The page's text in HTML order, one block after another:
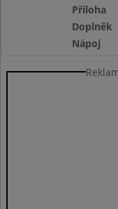
Příloha
Doplněk
Nápoj